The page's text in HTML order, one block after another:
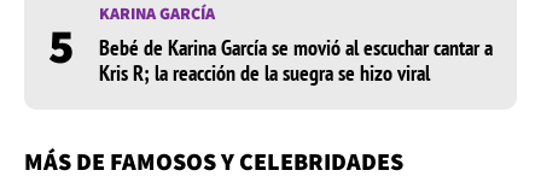
5 KARINA GARCÍA
Bebé de Karina García se movió al escuchar cantar a
Kris R; la reacción de la suegra se hizo viral
MÁS DE FAMOSOS Y CELEBRIDADES